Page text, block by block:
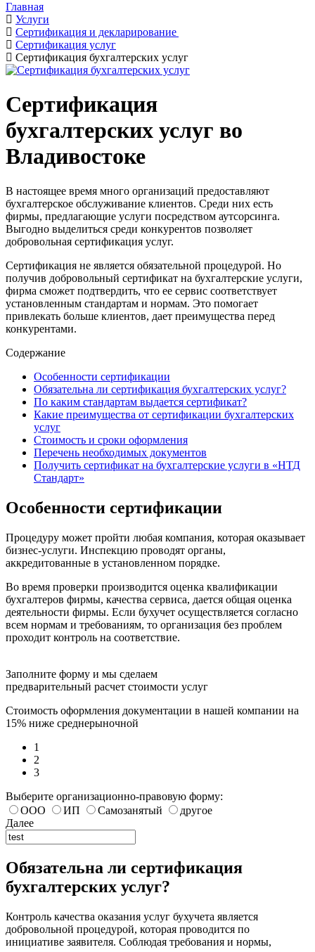
Главная
Услуги
Сертификация и декларирование
Сертификация услуг
Сертификация бухгалтерских услуг
Сертификация
бухгалтерских услуг во
Владивостоке
В настоящее время много организаций предоставляют
бухгалтерское обслуживание клиентов. Среди них есть
фирмы, предлагающие услуги посредством аутсорсинга.
Выгодно выделиться среди конкурентов позволяет
добровольная сертификация услуг.
Сертификация не является обязательной процедурой. Но
получив добровольный сертификат на бухгалтерские услуги,
фирма сможет подтвердить, что ее сервис соответствует
установленным стандартам и нормам. Это помогает
привлекать больше клиентов, дает преимущества перед
конкурентами.
Содержание
Особенности сертификации
Обязательна ли сертификация бухгалтерских услуг?
По каким стандартам выдается сертификат?
Какие преимущества от сертификации бухгалтерских
услуг
Стоимость и сроки оформления
Перечень необходимых документов
Получить сертификат на бухгалтерские услуги в «НТД
Стандарт»
Особенности сертификации
Процедуру может пройти любая компания, которая оказывает
бизнес-услуги. Инспекцию проводят органы,
аккредитованные в установленном порядке.
Во время проверки производится оценка квалификации
бухгалтеров фирмы, качества сервиса, дается общая оценка
деятельности фирмы. Если бухучет осуществляется согласно
всем нормам и требованиям, то организация без проблем
проходит контроль на соответствие.
Заполните форму и мы сделаем
предварительный расчет стоимости услуг
Стоимость оформления документации в нашей компании на
15% ниже среднерыночной
1
2
3
Выберите организационно-правовую форму:
ООО
ИП Самозанятый
другое
Далее
Обязательна ли сертификация
бухгалтерских услуг?
Контроль качества оказания услуг бухучета является
добровольной процедурой, которая проводится по
инициативе заявителя. Соблюдая требования и нормы,